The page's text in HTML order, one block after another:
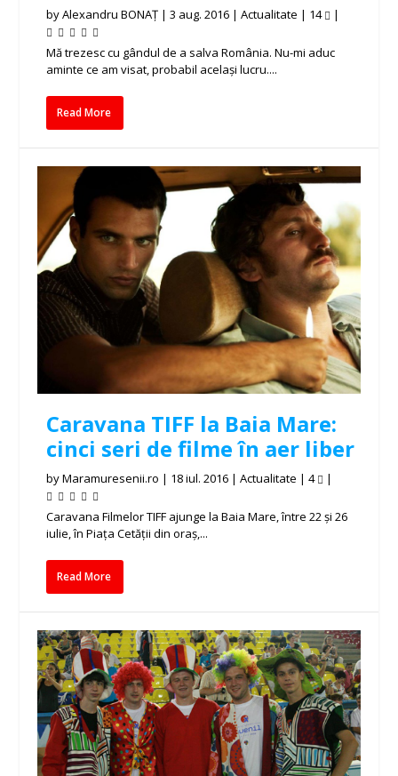
byAlexandru BONAȚ |3 aug. 2016 |Actualitate | 14 |
Mă trezesc cu gândul de a salva România. Nu-mi aduc
aminte ce am visat, probabil același lucru....
Read More
Caravana TIFF la Baia Mare:
cinci seri de filme în aer liber
byMaramuresenii.ro | 18 iul. 2016 |Actualitate |4 |
Caravana Filmelor TIFF ajunge la Baia Mare, între 22 și 26
iulie, în Piața Cetății din oraș,...
Read More